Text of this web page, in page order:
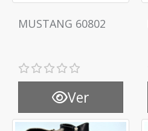
MUSTANG 60802
Ver